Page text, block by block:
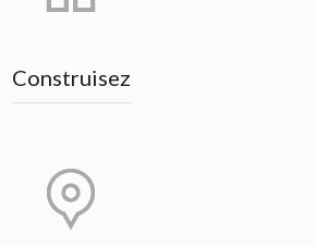
Construisez